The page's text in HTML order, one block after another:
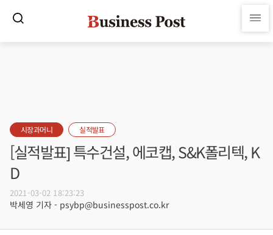
시장과머니 실적발표
[실적발표] 특수건설, 에코캡, S&K폴리텍, K
D
2021-03-02 18:23:23
박세영 기자 - psybp@businesspost.co.kr